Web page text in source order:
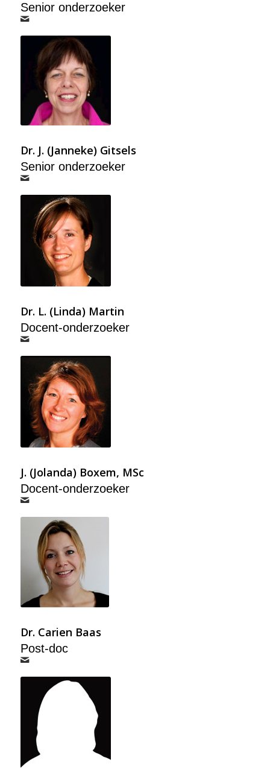
Senior onderzoeker
Dr. J. (Janneke) Gitsels
Senior onderzoeker
Dr. L. (Linda) Martin
Docent-onderzoeker
J. (Jolanda) Boxem, MSc
Docent-onderzoeker
Dr. Carien Baas
Post-doc